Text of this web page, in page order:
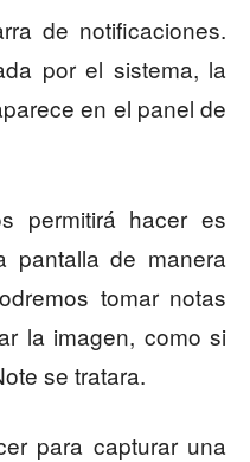
de notificaciones.
por el sistema, la
en el panel de
permitirá hacer es
pantalla de manera
tomar notas
la imagen, como si
se tratara.
para capturar una